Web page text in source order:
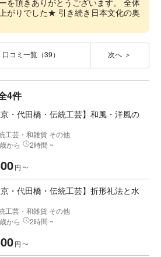
を頂きありがとうございます。 全体
がりでした★ 引き続き日本文化の奥
口コミ一覧（39） 次へ
4件
京・代田橋・伝統工芸】和風・洋風の
工芸・和雑貨 その他
から
2時間 ~
円 〜
京・代田橋・伝統工芸】折形礼法と水
工芸・和雑貨 その他
から
2時間 ~
円 〜